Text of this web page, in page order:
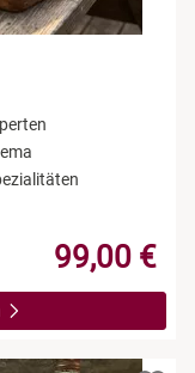
99,00 €